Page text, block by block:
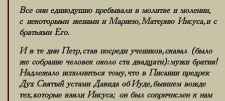
Все они единодушно пребывали в молитве и молении,
с некоторыми женами и Мариею, Материю Иисуса, и с
братьями Его.
И в те дни Петр, став посреди учеников, сказал (было
же собрание человек около ста двадцати): мужи братия!
Надлежало исполниться тому, что в Писании предрек
Дух Святый устами Давида об Иуде, бывшем вожде
тех, которые взяли Иисуса; он был сопричислен к нам